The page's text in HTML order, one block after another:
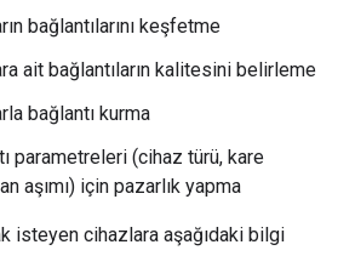
bağlantılarını keşfetme
ait bağlantıların kalitesini belirleme
bağlantı kurma
parametreleri (cihaz türü, kare
aşımı) için pazarlık yapma
isteyen cihazlara aşağıdaki bilgi